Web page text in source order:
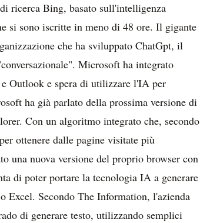
ricerca Bing, basato sull'intelligenza
si sono iscritte in meno di 48 ore. Il gigante
che ha sviluppato ChatGpt, il
Microsoft ha integrato
Outlook e spera di utilizzare l'IA per
ha già parlato della prossima versione di
Con un algoritmo integrato che, secondo
ottenere dalle pagine visitate più
una nuova versione del proprio browser con
di poter portare la tecnologia IA a generare
Excel. Secondo The Information, l'azienda
di generare testo, utilizzando semplici